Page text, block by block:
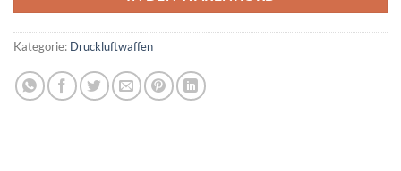
Kategorie: Druckluftwaffen